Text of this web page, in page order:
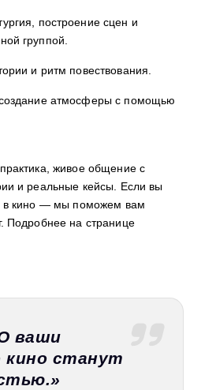
построение сцен и
группой.
и ритм повествования.
атмосферы с помощью
живое общение с
и реальные кейсы. Если вы
в кино — мы поможем вам
Подробнее на странице
ваши
станут